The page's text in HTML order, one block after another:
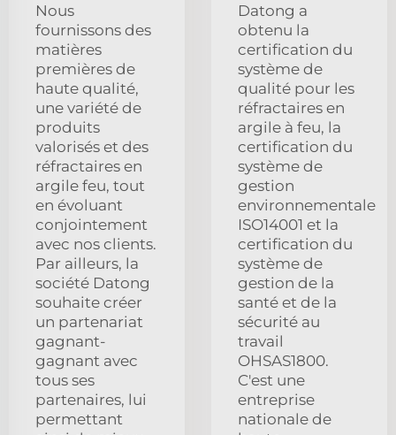
Nous
fournissons des
matières
premières de
haute qualité,
une variété de
produits
valorisés et des
réfractaires en
argile feu, tout
en évoluant
conjointement
avec nos clients.
Par ailleurs, la
société Datong
souhaite créer
un partenariat
gagnant-
gagnant avec
tous ses
partenaires, lui
permettant
Datong a
obtenu la
certification du
système de
qualité pour les
réfractaires en
argile à feu, la
certification du
système de
gestion
environnementale
ISO14001 et la
certification du
système de
gestion de la
santé et de la
sécurité au
travail
OHSAS1800.
C'est une
entreprise
nationale de